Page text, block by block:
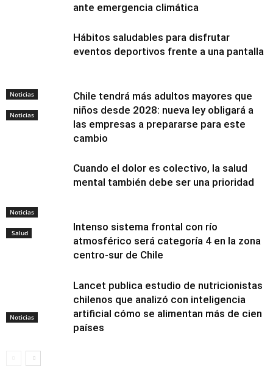
Noticias
ante emergencia climática
Noticias
Hábitos saludables para disfrutar
eventos deportivos frente a una pantalla
Noticias
Chile tendrá más adultos mayores que
niños desde 2028: nueva ley obligará a
las empresas a prepararse para este
cambio
Salud
Cuando el dolor es colectivo, la salud
mental también debe ser una prioridad
Noticias
Intenso sistema frontal con río
atmosférico será categoría 4 en la zona
centro-sur de Chile
Lancet publica estudio de nutricionistas
chilenos que analizó con inteligencia
artificial cómo se alimentan más de cien
países